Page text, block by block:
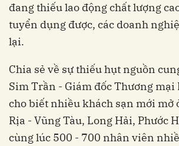
đang thiếu lao động chất lượng
tuyển dụng được, các doanh
lại.
Chia sẻ về sự thiếu hụt nguồn
Sim Trần - Giám đốc Thương
cho biết nhiều khách sạn mới mở
Rịa - Vũng Tàu, Long Hải, Phước
cùng lúc 500 - 700 nhân viên